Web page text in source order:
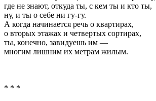
где не знают, откуда ты, с кем ты и кто ты,
ну, и ты о себе ни гу-гу.
А когда начинается речь о квартирах,
о вторых этажах и четвертых сортирах,
ты, конечно, завидуешь им —
многим лишним их метрам жилым.
* * *